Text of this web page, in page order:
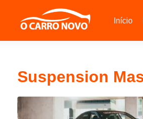
Início
Suspension